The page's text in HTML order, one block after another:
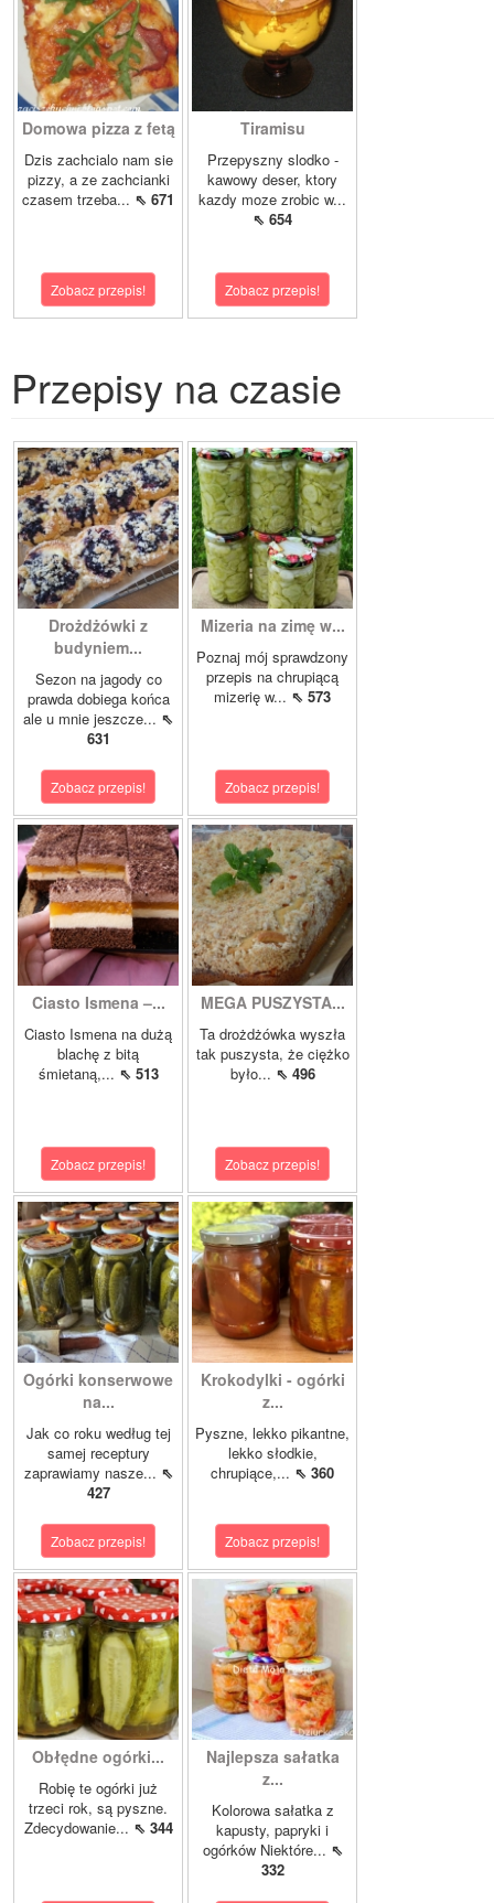
Domowa pizza z fetą
Dzis zachcialo nam sie
pizzy, a ze zachcianki
czasem trzeba... ⇖ 671
Zobacz przepis!
Tiramisu
Przepyszny slodko -
kawowy deser, ktory
kazdy moze zrobic w...
⇖ 654
Zobacz przepis!
Przepisy na czasie
Drożdżówki z
budyniem...
Sezon na jagody co
prawda dobiega końca
ale u mnie jeszcze... ⇖
631
Zobacz przepis!
Mizeria na zimę w...
Poznaj mój sprawdzony
przepis na chrupiącą
mizerię w... ⇖ 573
Zobacz przepis!
Ciasto Ismena –...
Ciasto Ismena na dużą
blachę z bitą
śmietaną,... ⇖ 513
Zobacz przepis!
MEGA PUSZYSTA...
Ta drożdżówka wyszła
tak puszysta, że ciężko
było... ⇖ 496
Zobacz przepis!
Ogórki konserwowe
na...
Jak co roku według tej
samej receptury
zaprawiamy nasze... ⇖
427
Zobacz przepis!
Krokodylki - ogórki
z...
Pyszne, lekko pikantne,
lekko słodkie,
chrupiące,... ⇖ 360
Zobacz przepis!
Obłędne ogórki...
Robię te ogórki już
trzeci rok, są pyszne.
Zdecydowanie... ⇖ 344
Najlepsza sałatka
z...
Kolorowa sałatka z
kapusty, papryki i
ogórków Niektóre... ⇖
332